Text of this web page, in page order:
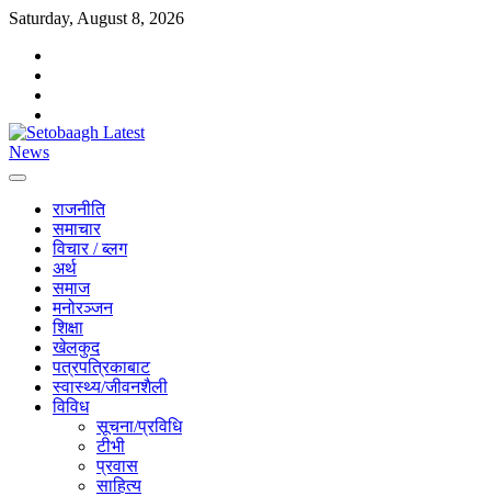
Skip
content
Saturday, August 8, 2026
राजनीति
समाचार
विचार / ब्लग
अर्थ
समाज
मनोरञ्जन
शिक्षा
खेलकुद
पत्रपत्रिकाबाट
स्वास्थ्य/जीवनशैली
विविध
सूचना/प्रविधि
टीभी
प्रवास
साहित्य